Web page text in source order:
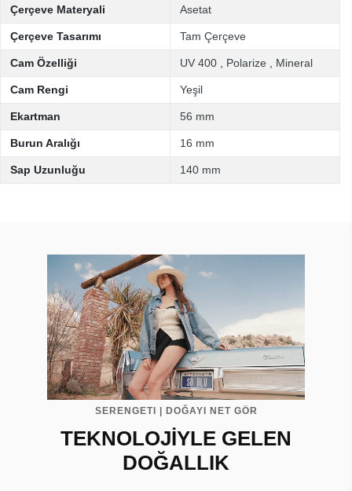
Çerçeve Materyali Asetat
Çerçeve Tasarımı Tam Çerçeve
Cam Özelliği UV 400 Polarize Mineral
Cam Rengi Yeşil
Ekartman 56 mm
Burun Aralığı 16 mm
Sap Uzunluğu 140 mm
SERENGETI | DOĞAYI NET GÖR
TEKNOLOJİYLE GELEN
DOĞALLIK